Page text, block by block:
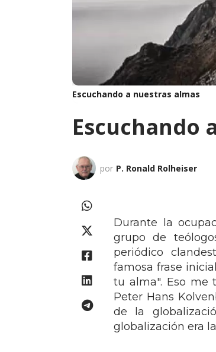
Escuchando a nuestras almas
Escuchando
por P. Ronald Rolheiser
Durante la
grupo de
periódico
famosa frase
tu alma". Eso me
Peter Hans
de la
globalización era